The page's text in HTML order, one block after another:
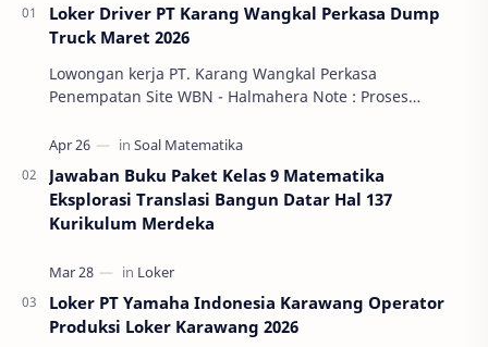
Loker Driver PT Karang Wangkal Perkasa Dump
Truck Maret 2026
Lowongan kerja PT. Karang Wangkal Perkasa
Penempatan Site WBN - Halmahera Note : Proses
tutup s…
Jawaban Buku Paket Kelas 9 Matematika
Eksplorasi Translasi Bangun Datar Hal 137
Kurikulum Merdeka
Loker PT Yamaha Indonesia Karawang Operator
Produksi Loker Karawang 2026